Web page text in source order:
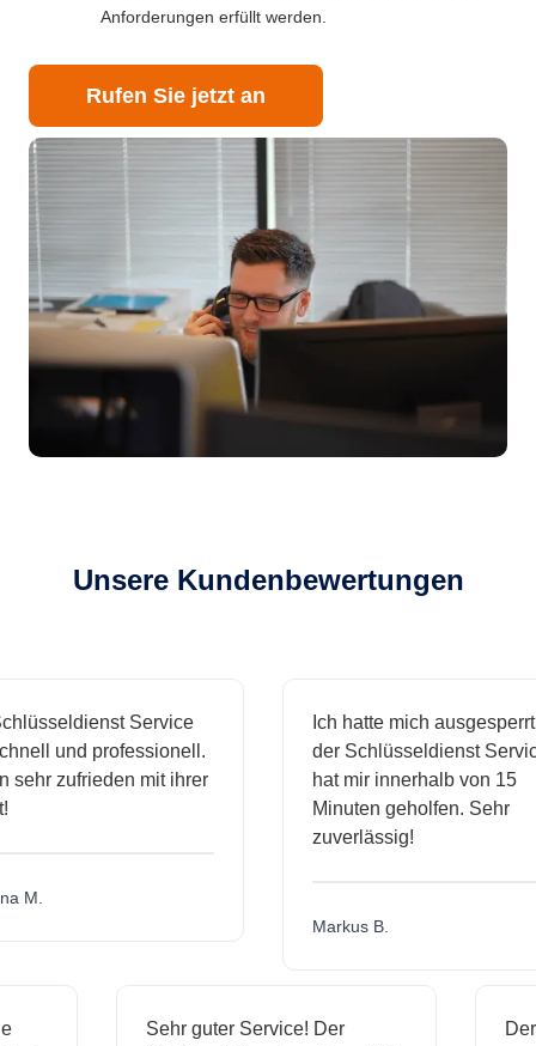
Anforderungen erfüllt werden.
Rufen Sie jetzt an
Unsere Kundenbewertungen
Service
und professionell.
zufrieden mit ihrer
M.
Ich hatte mich ausgesperrt
der Schlüsseldienst Service
hat mir innerhalb von 15
Minuten geholfen. Sehr
zuverlässig!
Markus B.
Sehr guter Service! Der